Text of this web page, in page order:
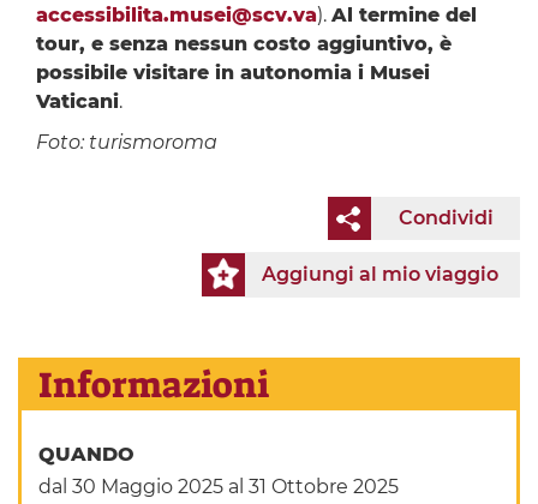
accessibilita.musei@scv.va). Al termine del
tour, e senza nessun costo aggiuntivo, è
possibile visitare in autonomia i Musei
Vaticani.
Foto: turismoroma
Condividi
Aggiungi al mio viaggio
Informazioni
QUANDO
dal 30 Maggio 2025 al 31 Ottobre 2025